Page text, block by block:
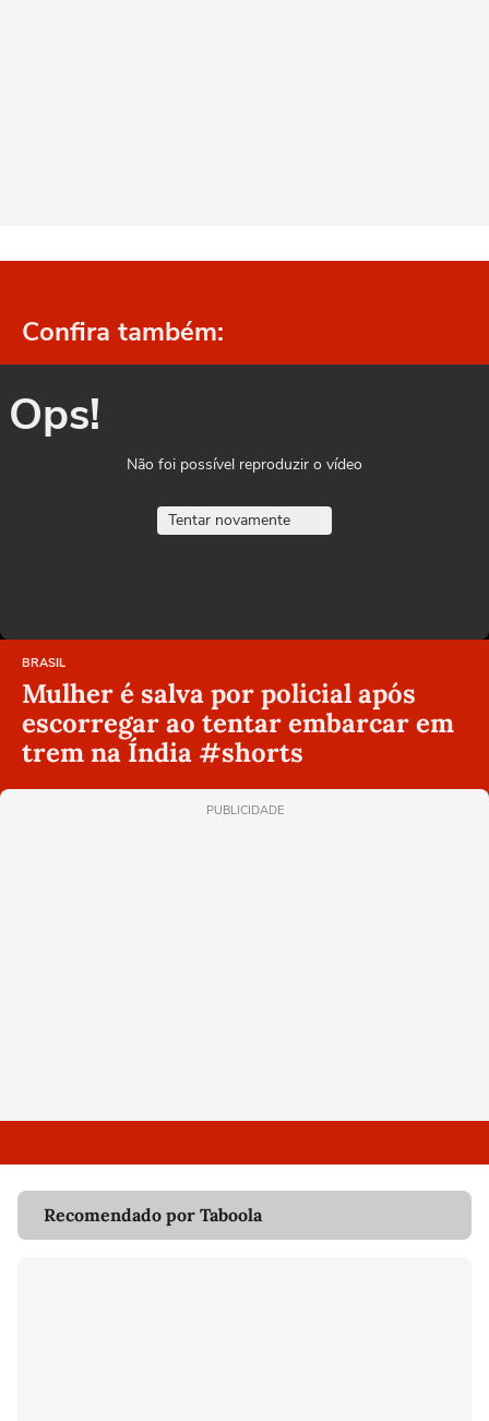
Confira também:
Ops!
Não foi possível reproduzir o vídeo
Tentar novamente
BRASIL
Mulher é salva por policial após
escorregar ao tentar embarcar em
trem na Índia #shorts
PUBLICIDADE
Recomendado por Taboola